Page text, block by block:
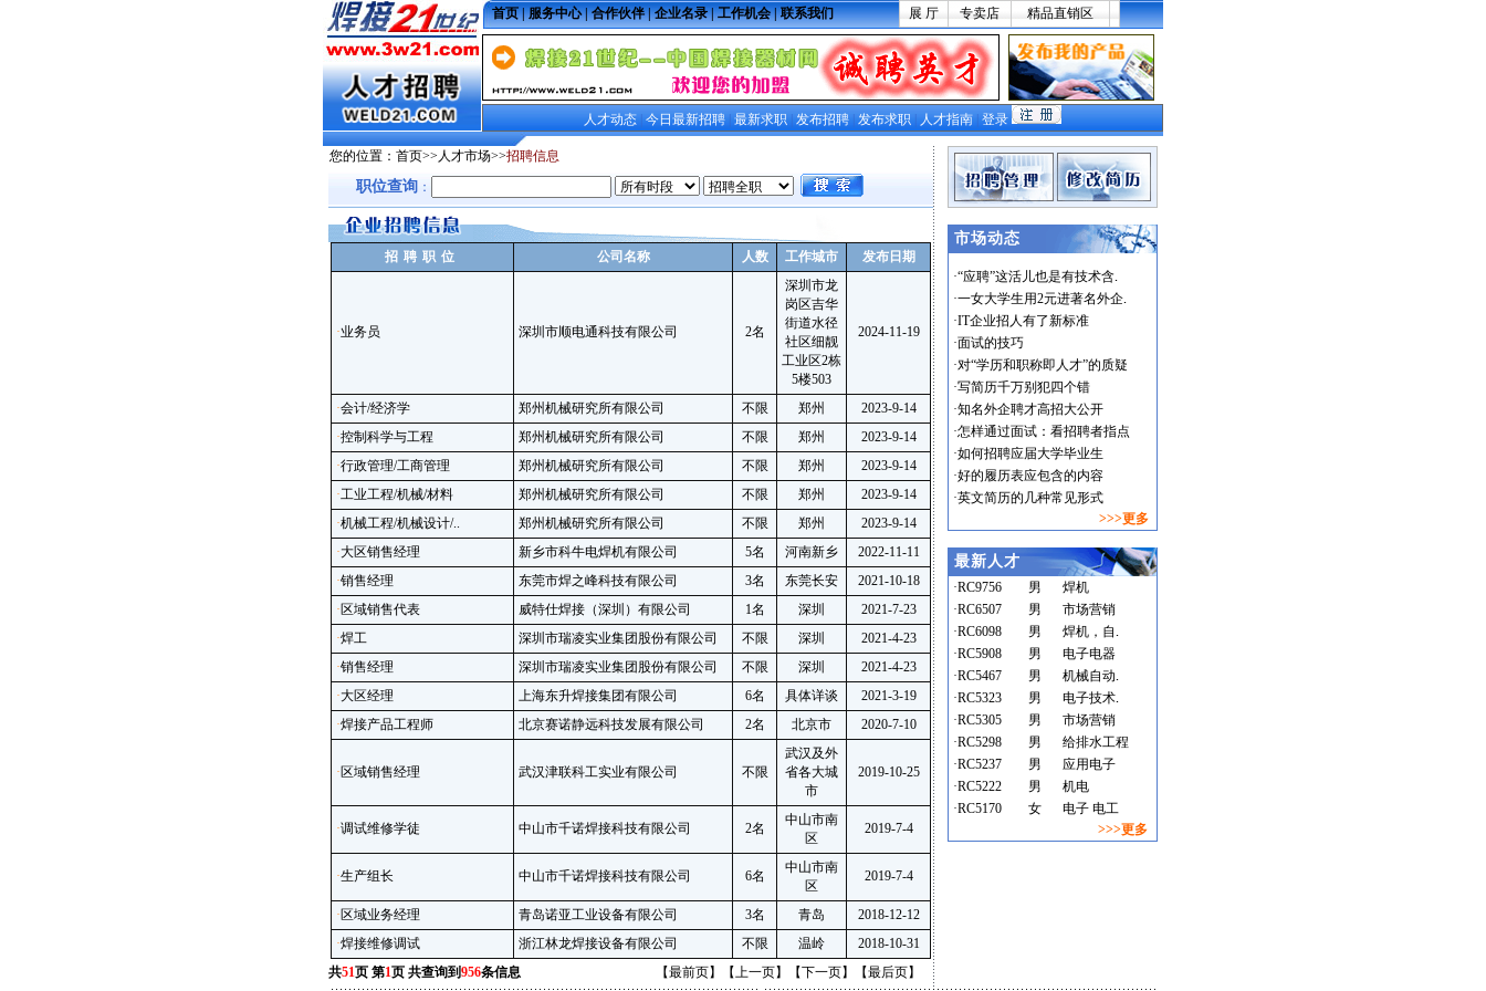
首页|服务中心|合作伙伴|企业名录|工作机会|联系我们 展 厅 专卖店 精品直销区
人才动态 |今日最新招聘 |最新求职 |发布招聘 |发布求职 |人才指南 |登录
您的位置： 首页>> 人才市场>>招聘信息
职位查询 ：
招聘职位 公司名称 人数 工作城市 发布日期
·业务员 深圳市顺电通科技有限公司 2名
深圳市龙
岗区吉华
街道水径
社区细靓
工业区2栋
5楼503
2024-11-19
·会计/经济学 郑州机械研究所有限公司 不限 郑州
2023-9-14
·控制科学与工程 郑州机械研究所有限公司 不限 郑州
2023-9-14
·行政管理/工商管理 郑州机械研究所有限公司 不限 郑州
2023-9-14
·工业工程/机械/材料 郑州机械研究所有限公司 不限 郑州
2023-9-14
·机械工程/机械设计/.. 郑州机械研究所有限公司 不限 郑州
2023-9-14
·大区销售经理 新乡市科牛电焊机有限公司 5名 河南新乡
2022-11-11
·销售经理 东莞市焊之峰科技有限公司 3名 东莞长安
2021-10-18
· 区域销售代表 威特仕焊接（深圳）有限公司 1名 深圳
2021-7-23
·焊工 深圳市瑞凌实业集团股份有限公司 不限 深圳
2021-4-23
·销售经理 深圳市瑞凌实业集团股份有限公司 不限 深圳
2021-4-23
·大区经理 上海东升焊接集团有限公司 6名 具体详谈
2021-3-19
·焊接产品工程师 北京赛诺静远科技发展有限公司 2名 北京市 2020-7-10
· 区域销售经理 武汉津联科工实业有限公司 不限
武汉及外
省各大城
市
2019-10-25
·调试维修学徒 中山市千诺焊接科技有限公司 2名
中山市南
区
2019-7-4
·生产组长 中山市千诺焊接科技有限公司 6名
中山市南
区
2019-7-4
· 区域业务经理 青岛诺亚工业设备有限公司 3名 青岛
2018-12-12
·焊接维修调试 浙江林龙焊接设备有限公司 不限 温岭
2018-10-31
共51页 第1页 共查询到956条信息 【最前页】【上一页】【下一页】【最后页】
市场动态
·“应聘”这活儿也是有技术含
·一女大学生用2元进著名外企
·IT企业招人有了新标准
·面试的技巧
·对“学历和职称即人才”的质疑
·写简历千万别犯四个错
·知名外企聘才高招大公开
·怎样通过面试：看招聘者指点
·如何招聘应届大学毕业生
·好的履历表应包含的内容
·英文简历的几种常见形式
>>>更多
最新人才
·RC9756 男
焊机
·RC6507 男
市场营销
·RC6098 男
焊机，自
·RC5908 男
电子电器
·RC5467 男
机械自动
·RC5323 男
电子技术
·RC5305 男
市场营销
·RC5298 男
给排水工程
·RC5237 男
应用电子
·RC5222 男
机电
·RC5170 女
电子 电工
>>>更多